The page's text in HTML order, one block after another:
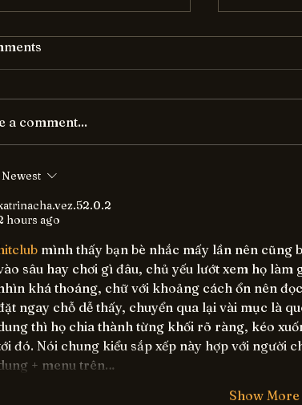
the Magic of AI:
a comment...
Newest
hours ago
mình thấy bạn bè nhắc mấy lần nên cũng
sâu hay chơi gì đâu, chủ yếu lướt xem họ
khá thoáng, chữ với khoảng cách ổn nên
ngay chỗ dễ thấy, chuyển qua lại vài mục là
thì họ chia thành từng khối rõ ràng, kéo
đó. Nói chung kiểu sắp xếp này hợp với người
+ menu trên…
Show More